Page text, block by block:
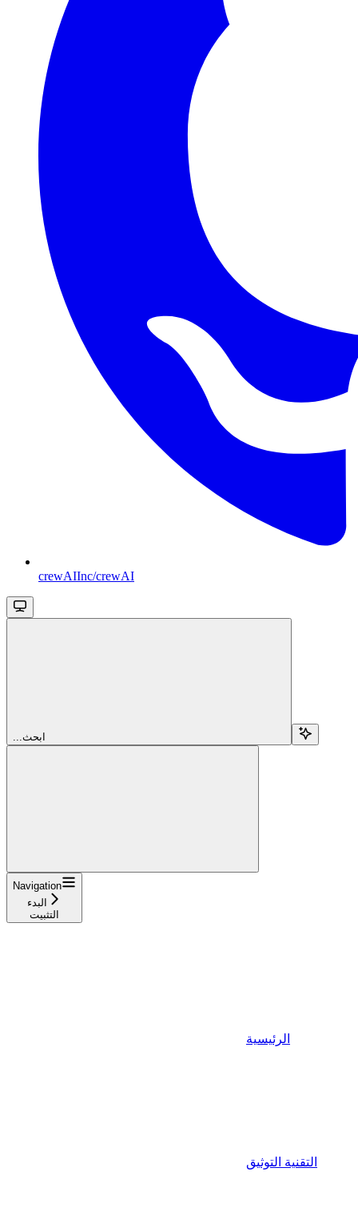
crewAIInc/crewAI
...ابحث
Navigation
البدء
التثبيت
الرئيسية
التقنية التوثيق